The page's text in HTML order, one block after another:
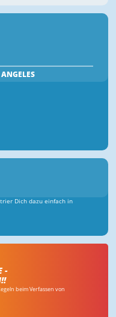
Dich dazu einfach in
-
beim Verfassen von